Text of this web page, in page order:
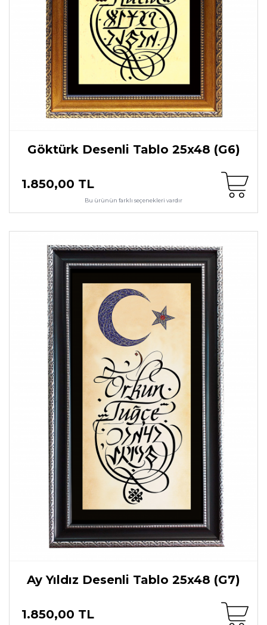
Göktürk Desenli Tablo 25x48 (G6)
1.850,00 TL
Bu ürünün farklı seçenekleri vardır
Ay Yıldız Desenli Tablo 25x48 (G7)
1.850,00 TL